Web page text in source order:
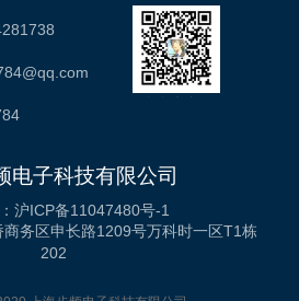
电子科技有限公司
沪ICP备11047480号-1
务区申长路1209号万科时一区T1栋
202